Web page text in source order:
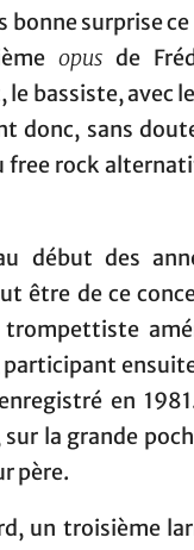
bonne surprise
opus de
le bassiste, avec
donc, sans
free rock
début des
être de ce
participant
en
sur la grande
père.
un troisième